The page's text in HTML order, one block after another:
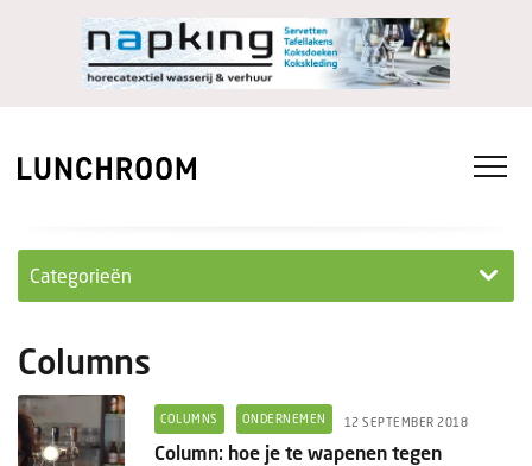
Categorieën
Ondernemen in...
Ondernemen
Columns
COLUMNS ONDERNEMEN 12 SEPTEMBER 2018
Column: hoe je te wapenen tegen